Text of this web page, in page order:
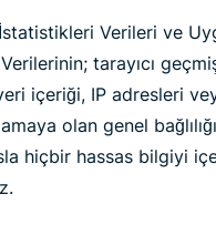
İstatistikleri Verileri ve
tarayıcı
içeriği, IP adresleri
olan genel
hiçbir hassas bilgiyi